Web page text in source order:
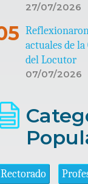
27/07/2026
actuales de
del Locutor
07/07/2026
Rectorado